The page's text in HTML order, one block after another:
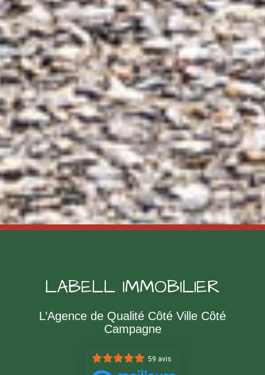
LABELL IMMOBILIER
L’Agence de Qualité Côté Ville Côté
Campagne
59 avis